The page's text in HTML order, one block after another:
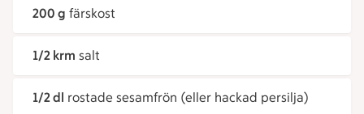
200 g färskost
1/2 krm salt
1/2 dl rostade sesamfrön (eller hackad persilja)